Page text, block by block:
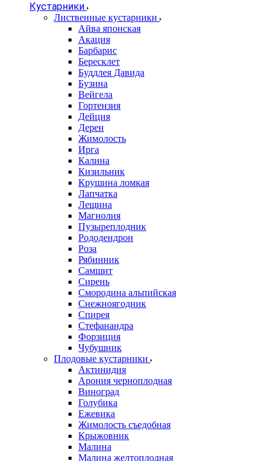
Кустарники
Лиственные кустарники
Айва японская
Акация
Барбарис
Бересклет
Буддлея Давида
Бузина
Вейгела
Гортензия
Дейция
Дерен
Жимолость
Ирга
Калина
Кизильник
Крушина ломкая
Лапчатка
Лещина
Магнолия
Пузыреплодник
Рододендрон
Роза
Рябинник
Самшит
Сирень
Смородина альпийская
Снежноягодник
Спирея
Стефанандра
Форзиция
Чубушник
Плодовые кустарники
Актинидия
Арония черноплодная
Виноград
Голубика
Ежевика
Жимолость съедобная
Крыжовник
Малина
Малина желтоплодная